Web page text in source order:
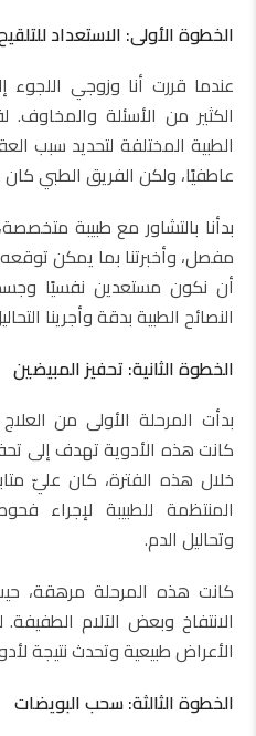
الخطوة الأولى: الاستعداد
عندما قررت أنا وزوجي اللجوء
الكثير من الأسئلة
الطبية المختلفة لتحديد سبب
عاطفيًا، ولكن الفريق الطبي
بدأنا بالتشاور مع طبيبة
مفصل، وأخبرتنا بما يمكن
أن نكون مستعدين نفسيًا
النصائح الطبية بدقة وأجرينا
الخطوة الثانية: تحفيز المبيضين
بدأت المرحلة الأولى من
كانت هذه الأدوية تهدف إلى
خلال هذه الفترة، كان عليّ
المنتظمة للطبيبة لإجراء
وتحاليل الدم.
كانت هذه المرحلة مرهقة،
الانتفاخ وبعض الآلام
الأعراض طبيعية وتحدث نتيجة
الخطوة الثالثة: سحب البويضات